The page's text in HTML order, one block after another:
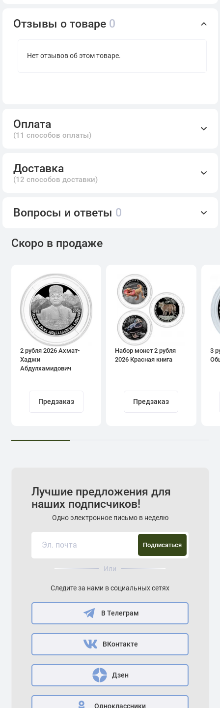
Отзывы о товаре 0
Нет отзывов об этом товаре.
Оплата
(11 способов оплаты)
Доставка
(12 способов доставки)
Вопросы и ответы 0
Скоро в продаже
2 рубля 2026 Ахмат-
Хаджи
Абдулхамидович
Предзаказ
Набор монет 2 рубля
2026 Красная книга
Предзаказ
3
Лучшие предложения для
наших подписчиков!
Одно электронное письмо в неделю
Подписаться
Или
Следите за нами в социальных сетях
В Телеграм
ВКонтакте
Дзен
Одноклассники